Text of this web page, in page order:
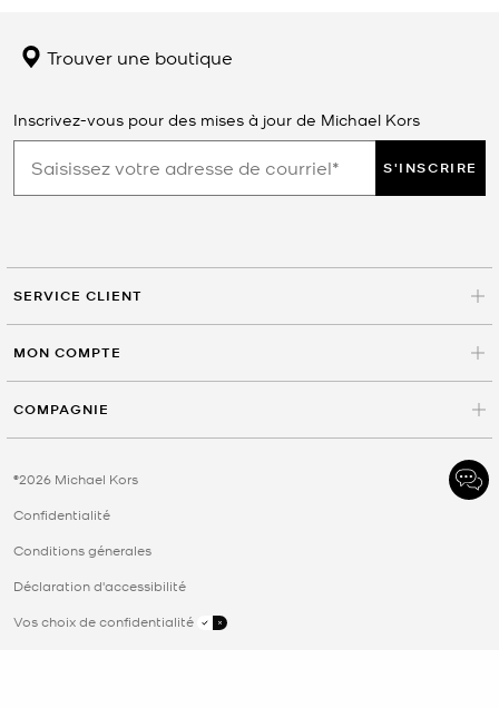
Trouver une boutique
Inscrivez-vous pour des mises à jour de Michael Kors
S'INSCRIRE
SERVICE CLIENT
MON COMPTE
COMPAGNIE
©2026 Michael Kors
Confidentialité
Conditions génerales
Déclaration d'accessibilité
Vos choix de confidentialité